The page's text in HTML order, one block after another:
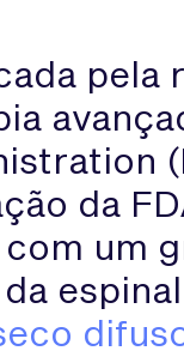
pela
da
um